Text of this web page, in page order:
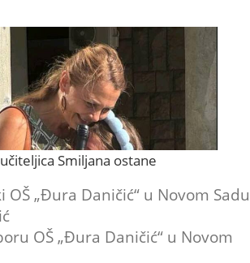
Smiljana ostane
OŠ „Đura Daničić“ u Novom Sadu
OŠ „Đura Daničić“ u Novom